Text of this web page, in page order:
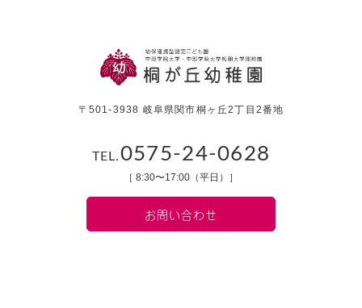
〒501-3938 岐阜県関市桐ヶ丘2丁目2番地
TEL.0575-24-0628
［ 8:30〜17:00（平日）］
お問い合わせ